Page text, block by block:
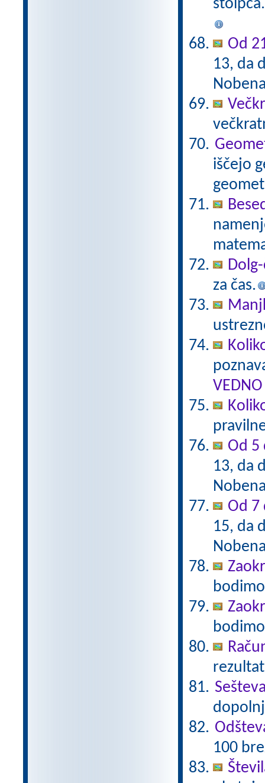
Od
13, da
iščejo
za čas.
Od 5
13, da
Od 7
15, da
100